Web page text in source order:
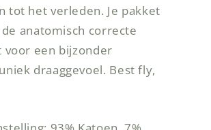
tot het verleden. Je pakket
anatomisch correcte
voor een bijzonder
draaggevoel. Best fly,